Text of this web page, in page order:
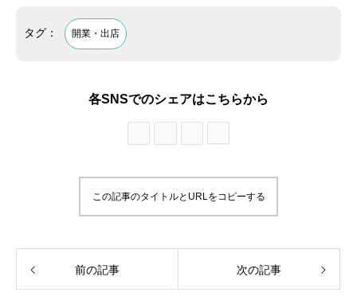
タグ： 開業・出店
各SNSでのシェアはこちらから
この記事のタイトルとURLをコピーする
前の記事 次の記事